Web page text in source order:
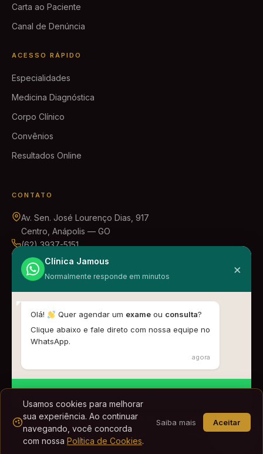
Carta ao Paciente
Canal de Denúncia
ACESSO RÁPIDO
Especialidades
Medicina Diagnóstica
Corpo Clínico
Convênios
Resultados Online
CONTATO
Av. Sen. José Lourenço Dias, 917
Centro, Anápolis — GO
(62) 3937-5151
(62) 99669-9337
ouvidoria@clinicajamous.com.br
Centro Médico de Diagnóstico por Imagem LTDA - ME ·
DT-M: Dra. Karen Fayad Gemus Diniz ·
CRM-GO 16423 / RQE 8295
© 2026 Clínica Jamous. Todos os direitos reservados. |
Desenvolvido pelaRUCH
Política de Privacidade e
LGPD
Política de
Cookies
Canal de
Denúncia
Usamos cookies para melhorar
sua experiência. Ao continuar
navegando, você concorda
com nossa Política de Cookies.
Saiba mais Aceitar
Clínica Jamous
Normalmente responde em minutos ×
Olá! Quer agendar um exameou consulta?
Clique abaixo e fale direto com nossa equipe no
WhatsApp.
agora